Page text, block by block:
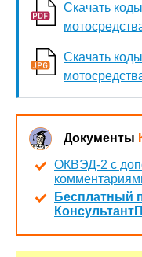
Скачать
Скачать
Документы
ОКВЭД-2 с
Бесплатный